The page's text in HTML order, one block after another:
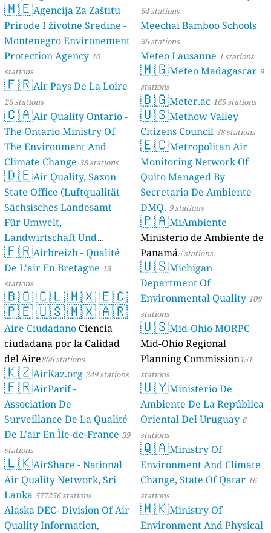
🇲🇪Agencija Za Zaštitu
Prirode I životne Sredine -
Montenegro Environement
Protection Agency 10
stations
🇫🇷Air Pays De La Loire
26 stations
🇨🇦Air Quality Ontario -
The Ontario Ministry Of
The Environment And
Climate Change 38 stations
🇩🇪Air Quality, Saxon
State Office (Luftqualität
Sächsisches Landesamt
Für Umwelt,
Landwirtschaft Und
Geologie) 50 stations
🇫🇷Airbreizh - Qualité
De L'air En Bretagne 13
stations
🇧🇴🇨🇱🇲🇽🇪🇨
🇵🇪🇺🇸🇲🇽🇦🇷
Aire Ciudadano Ciencia
ciudadana por la Calidad
del Aire806 stations
🇰🇿AirKaz.org 249 stations
🇫🇷AirParif -
Association De
Surveillance De La Qualité
De L'air En Île-de-France 39
stations
🇱🇰AirShare - National
Air Quality Network, Sri
Lanka 577256 stations
Alaska DEC- Division Of Air
Quality Information,
64 stations
Meechai Bamboo Schools
36 stations
Meteo Lausanne 1 stations
🇲🇬Meteo Madagascar 9
stations
🇧🇬Meter.ac 165 stations
🇺🇸Methow Valley
Citizens Council 38 stations
🇪🇨Metropolitan Air
Monitoring Network Of
Quito Managed By
Secretaria De Ambiente
DMQ. 9 stations
🇵🇦MiAmbiente
Ministerio de Ambiente de
Panamá5 stations
🇺🇸Michigan
Department Of
Environmental Quality 109
stations
🇺🇸Mid-Ohio MORPC
Mid-Ohio Regional
Planning Commission151
stations
🇺🇾Ministerio De
Ambiente De La República
Oriental Del Uruguay 6
stations
🇶🇦Ministry Of
Environment And Climate
Change, State Of Qatar 16
stations
🇲🇰Ministry Of
Environment And Physical